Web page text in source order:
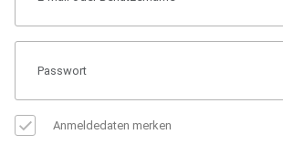
Anmeldedaten merken